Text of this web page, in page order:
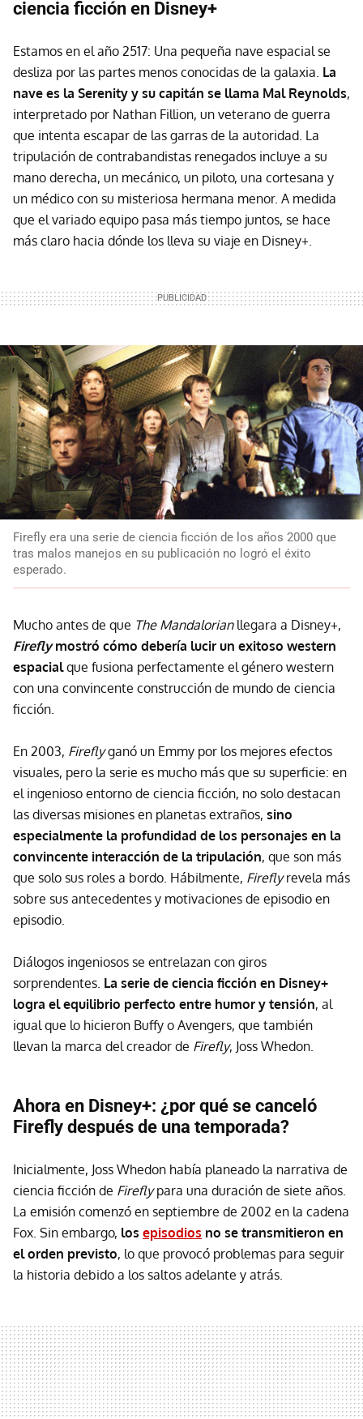
ciencia ficción en Disney+
Estamos en el año 2517: Una pequeña nave espacial se
desliza por las partes menos conocidas de la galaxia. La
nave es la Serenity y su capitán se llama Mal Reynolds,
interpretado por Nathan Fillion, un veterano de guerra
que intenta escapar de las garras de la autoridad. La
tripulación de contrabandistas renegados incluye a su
mano derecha, un mecánico, un piloto, una cortesana y
un médico con su misteriosa hermana menor. A medida
que el variado equipo pasa más tiempo juntos, se hace
más claro hacia dónde los lleva su viaje en Disney+.
Firefly era una serie de ciencia ficción de los años 2000 que
tras malos manejos en su publicación no logró el éxito
esperado.
Mucho antes de que The Mandalorianllegara a Disney+,
Fireflymostró cómo debería lucir un exitoso western
espacialque fusiona perfectamente el género western
con una convincente construcción de mundo de ciencia
ficción.
En 2003, Fireflyganó un Emmy por los mejores efectos
visuales, pero la serie es mucho más que su superficie: en
el ingenioso entorno de ciencia ficción, no solo destacan
las diversas misiones en planetas extraños, sino
especialmente la profundidad de los personajes en la
convincente interacción de la tripulación, que son más
que solo sus roles a bordo. Hábilmente, Fireflyrevela más
sobre sus antecedentes y motivaciones de episodio en
episodio.
Diálogos ingeniosos se entrelazan con giros
sorprendentes. La serie de ciencia ficción en Disney+
logra el equilibrio perfecto entre humor y tensión, al
igual que lo hicieron Buffy o Avengers, que también
llevan la marca del creador de Firefly, Joss Whedon.
Ahora en Disney+: ¿por qué se canceló
Firefly después de una temporada?
Inicialmente, Joss Whedon había planeado la narrativa de
ciencia ficción de Fireflypara una duración de siete años.
La emisión comenzó en septiembre de 2002 en la cadena
Fox. Sin embargo, los episodios no se transmitieron en
el orden previsto, lo que provocó problemas para seguir
la historia debido a los saltos adelante y atrás.